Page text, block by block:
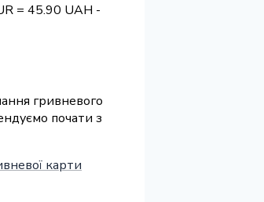
= 45.90 UAH -
гривневого
почати з
карти